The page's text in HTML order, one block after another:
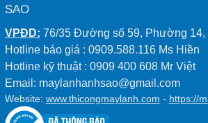
SAO
VPĐD: 76/35 Đường số 59, Phường 14,
Hotline báo giá : 0909.588.116 Ms Hiền
Hotline kỹ thuật : 0909 400 608 Mr Việt
Email: maylanhanhsao@gmail.com
Website: www.thicongmaylanh.com - https://